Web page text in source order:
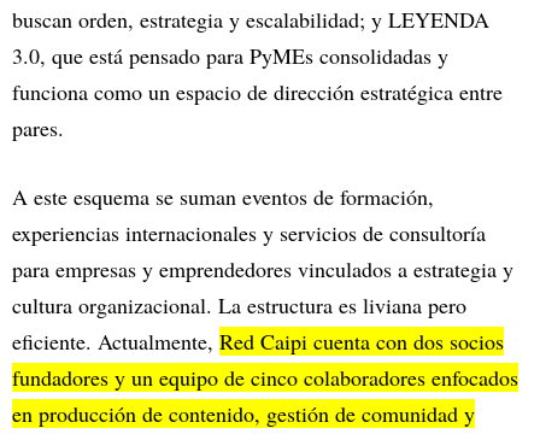
buscan orden, estrategia y escalabilidad; y LEYENDA
3.0, que está pensado para PyMEs consolidadas y
funciona como un espacio de dirección estratégica entre
pares.
A este esquema se suman eventos de formación,
experiencias internacionales y servicios de consultoría
para empresas y emprendedores vinculados a estrategia y
cultura organizacional. La estructura es liviana pero
eficiente. Actualmente, Red Caipi cuenta con dos socios
fundadores y un equipo de cinco colaboradores enfocados
en producción de contenido, gestión de comunidad y